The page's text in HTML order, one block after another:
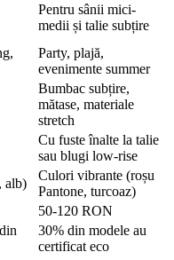
Pentru sânii mici-
medii și talie subțire
Party, plajă,
evenimente summer
Bumbac subțire,
mătase, materiale
stretch
Cu fuste înalte la talie
sau blugi low-rise
alb)
Culori vibrante (roșu
Pantone, turcoaz)
50-120 RON
30% din modele au
certificat eco